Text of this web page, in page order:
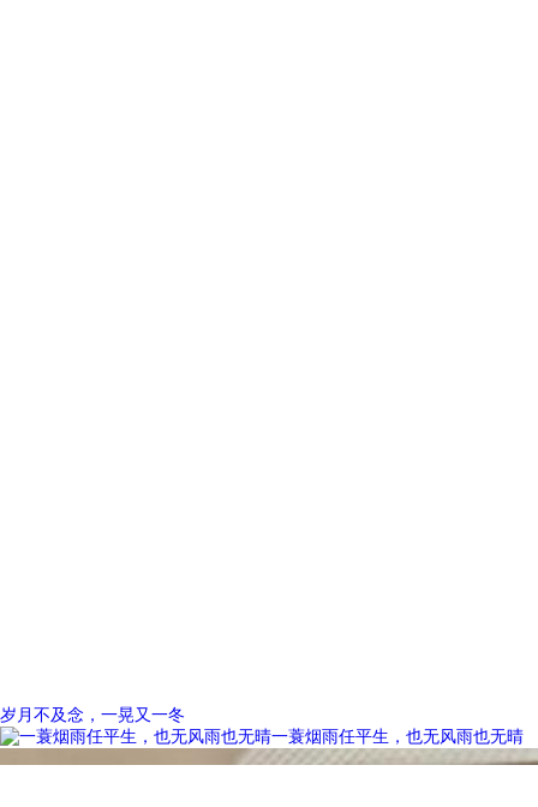
岁月不及念，一晃又一冬
一蓑烟雨任平生，也无风雨也无晴